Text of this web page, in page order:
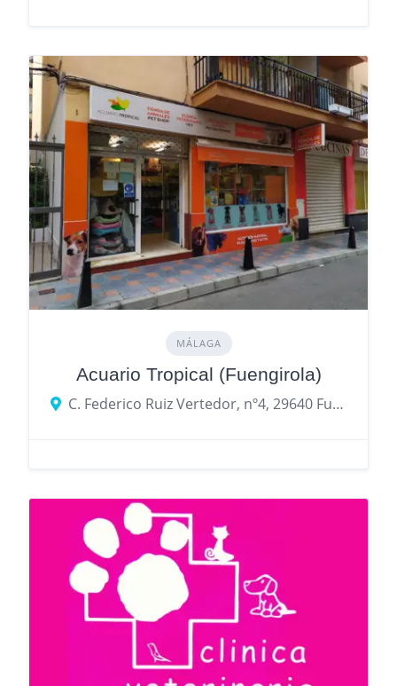
MÁLAGA
Acuario Tropical (Fuengirola)
C. Federico Ruiz Vertedor, nº4, 29640 Fuengirola, Málaga